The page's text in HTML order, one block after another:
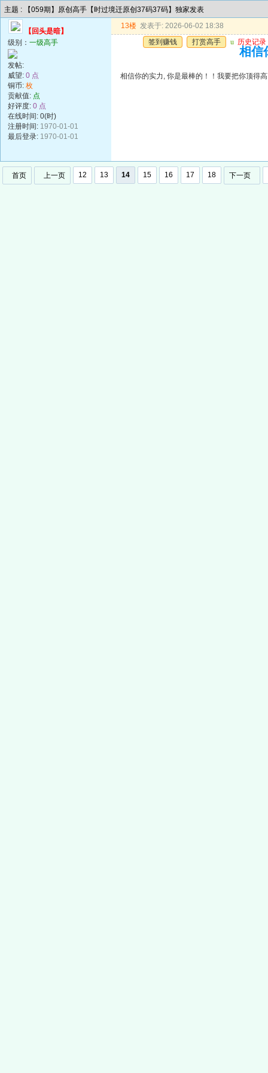
主题 : 【059期】原创高手【时过境迁原创37码37码】独家发表
【回头是暗】
级别： 一级高手
发帖:
威望: 0 点
铜币: 枚
贡献值: 点
好评度: 0 点
在线时间: 0(时)
注册时间: 1970-01-01
最后登录: 1970-01-01
13楼 发表于: 2026-06-02 18:38
签到赚钱
打赏高手 u 历史记录
相信
相信你的实力, 你是最棒的！！我要把你顶得
首页 上一页 12 13 14 15 16 17 18 下一页